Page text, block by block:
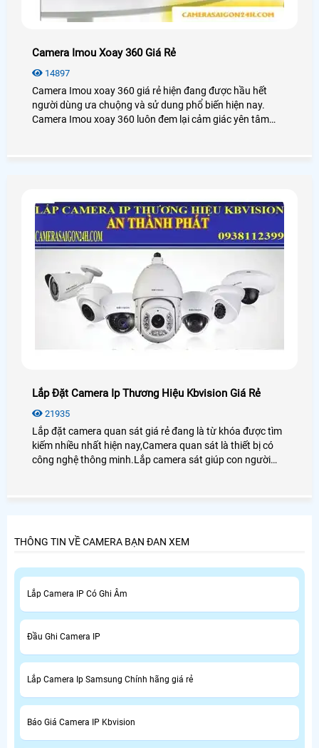
Camera Imou Xoay 360 Giá Rẻ
14897
Camera Imou xoay 360 giá rẻ hiện đang được hầu hết
người dùng ưa chuộng và sử dung phổ biến hiện nay.
Camera Imou xoay 360 luôn đem lại cảm giác yên tâm
Lắp Đặt Camera Ip Thương Hiệu Kbvision Giá Rẻ
21935
Lắp đặt camera quan sát giá rẻ đang là từ khóa được tìm
kiếm nhiều nhất hiện nay,Camera quan sát là thiết bị có
công nghệ thông minh.Lắp camera sát giúp con người
THÔNG TIN VỀ CAMERA BẠN ĐAN XEM
Lắp Camera IP Có Ghi Âm
Đầu Ghi Camera IP
Lắp Camera Ip Samsung Chính hãng giá rẻ
Báo Giá Camera IP Kbvision